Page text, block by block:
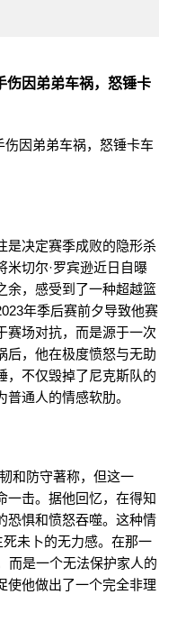
伤因弟弟车祸，怒锤卡
是决定赛季成败的隐形杀
米切尔·罗宾逊近日自曝
余，感受到了一种超越篮
年季后赛前夕导致他赛
赛场对抗，而是源于一次
，他在极度愤怒与无助
，不仅毁掉了尼克斯队的
通人的情感软肋。
和防守著称，但这一
一击。据他回忆，在得知
恐惧和愤怒吞噬。这种情
死未卜的无力感。在那一
而是一个无法保护家人的
使他做出了一个完全非理